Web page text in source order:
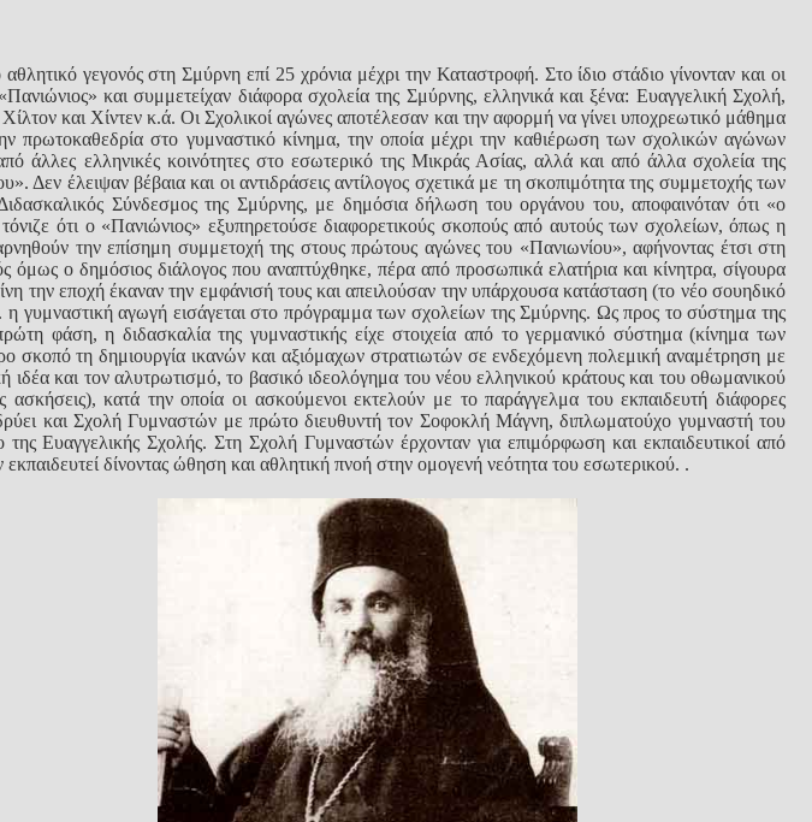
γεγονός στη Σμύρνη επί 25 χρόνια μέχρι την Καταστροφή. Στο ίδιο στάδιο γίνονταν και οι
και συμμετείχαν διάφορα σχολεία της Σμύρνης, ελληνικά και ξένα: Ευαγγελική Σχολή,
και Χίντεν κ.ά. Οι Σχολικοί αγώνες αποτέλεσαν και την αφορμή να γίνει υποχρεωτικό μάθημα
πρωτοκαθεδρία στο γυμναστικό κίνημα, την οποία μέχρι την καθιέρωση των σχολικών αγώνων
άλλες ελληνικές κοινότητες στο εσωτερικό της Μικράς Ασίας, αλλά και από άλλα σχολεία της
έλειψαν βέβαια και οι αντιδράσεις αντίλογος σχετικά με τη σκοπιμότητα της συμμετοχής των
Σύνδεσμος της Σμύρνης, με δημόσια δήλωση του οργάνου του, αποφαινόταν ότι «ο
ότι ο «Πανιώνιος» εξυπηρετούσε διαφορετικούς σκοπούς από αυτούς των σχολείων, όπως η
την επίσημη συμμετοχή της στους πρώτους αγώνες του «Πανιωνίου», αφήνοντας έτσι στη
όμως ο δημόσιος διάλογος που αναπτύχθηκε, πέρα από προσωπικά ελατήρια και κίνητρα, σίγουρα
την εποχή έκαναν την εμφάνισή τους και απειλούσαν την υπάρχουσα κατάσταση (το νέο σουηδικό
η γυμναστική αγωγή εισάγεται στο πρόγραμμα των σχολείων της Σμύρνης. Ως προς το σύστημα της
φάση, η διδασκαλία της γυμναστικής είχε στοιχεία από το γερμανικό σύστημα (κίνημα των
τη δημιουργία ικανών και αξιόμαχων στρατιωτών σε ενδεχόμενη πολεμική αναμέτρηση με
και τον αλυτρωτισμό, το βασικό ιδεολόγημα του νέου ελληνικού κράτους και του οθωμανικού
κατά την οποία οι ασκούμενοι εκτελούν με το παράγγελμα του εκπαιδευτή διάφορες
και Σχολή Γυμναστών με πρώτο διευθυντή τον Σοφοκλή Μάγνη, διπλωματούχο γυμναστή του
Ευαγγελικής Σχολής. Στη Σχολή Γυμναστών έρχονταν για επιμόρφωση και εκπαιδευτικοί από
δίνοντας ώθηση και αθλητική πνοή στην ομογενή νεότητα του εσωτερικού. .